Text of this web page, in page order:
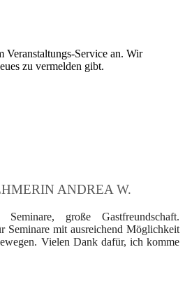
Veranstaltungs-Service an. Wir
zu vermelden gibt.
ANDREA W.
Seminare, große Gastfreundschaft.
Seminare mit ausreichend Möglichkeit
Vielen Dank dafür, ich komme